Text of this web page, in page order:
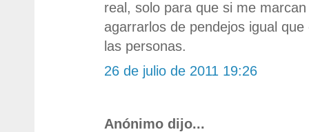
real, solo para que si me
agarrarlos de pendejos igual
las personas.
26 de julio de 2011 19:26
Anónimo dijo...